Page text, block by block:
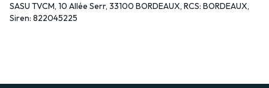
SASU TVCM, 10 Allée Serr, 33100 BORDEAUX, RCS: BORDEAUX,
Siren: 822045225